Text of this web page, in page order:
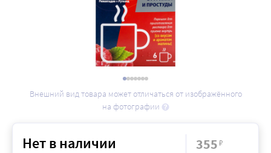
Внешний вид товара может отличаться от изображённого
на фотографии
Нет в наличии 355₽